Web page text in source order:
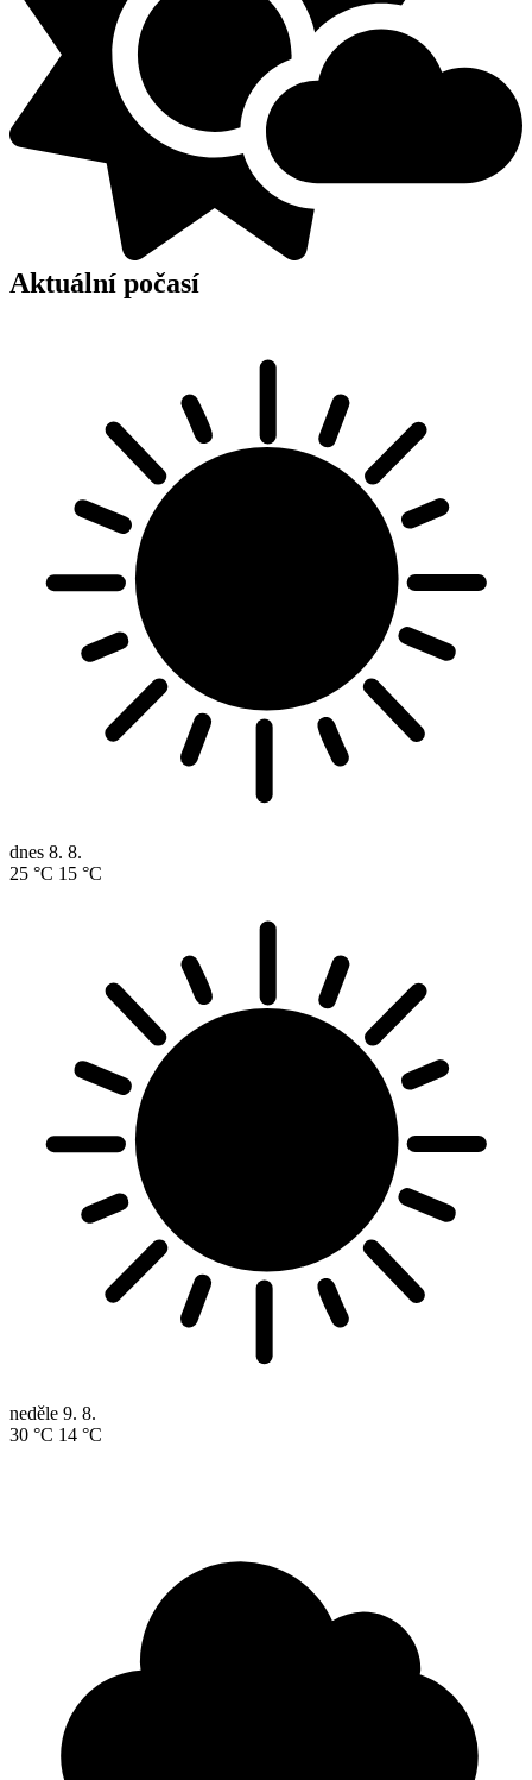
Aktuální počasí
dnes 8. 8.
25 °C 15 °C
neděle 9. 8.
30 °C 14 °C